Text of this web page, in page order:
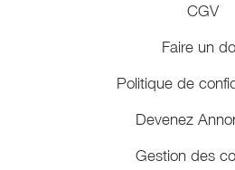
CGV
Faire un
Politique de
Devenez
Gestion des